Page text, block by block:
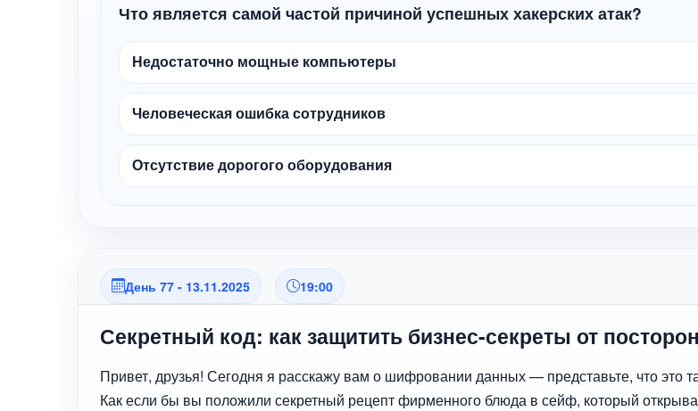
Что является самой частой причиной успешных хакерских атак?
Недостаточно мощные компьютеры
Человеческая ошибка сотрудников
Отсутствие дорогого оборудования
День 77 - 13.11.2025 19:00
Секретный код: как защитить бизнес-секреты от
Привет, друзья! Сегодня я расскажу вам о шифровании данных — представьте, что
Как если бы вы положили секретный рецепт фирменного блюда в сейф, который